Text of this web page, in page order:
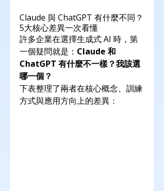
Claude 與 ChatGPT 有什麼不同？
5大核心差異一次看懂
許多企業在選擇生成式 AI 時，第
一個疑問就是： Claude 和
ChatGPT 有什麼不一樣？我該選
哪一個？
下表整理了兩者在核心概念、訓練
方式與應用方向上的差異：